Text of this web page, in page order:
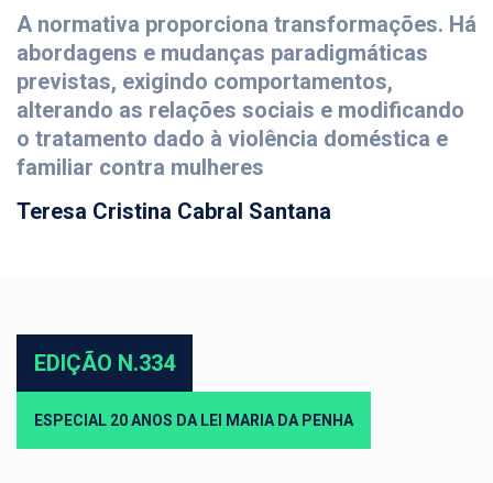
A normativa proporciona transformações. Há
abordagens e mudanças paradigmáticas
previstas, exigindo comportamentos,
alterando as relações sociais e modificando
o tratamento dado à violência doméstica e
familiar contra mulheres
Teresa Cristina Cabral Santana
EDIÇÃO N.334
ESPECIAL 20 ANOS DA LEI MARIA DA PENHA